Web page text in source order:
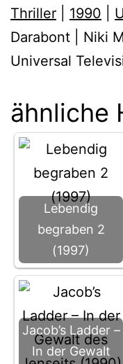
Thriller
1990
Darabont | Niki
Universal
ähnliche
Lebendig
begraben 2
(1997)
Jacob’s Ladder –
In der Gewalt